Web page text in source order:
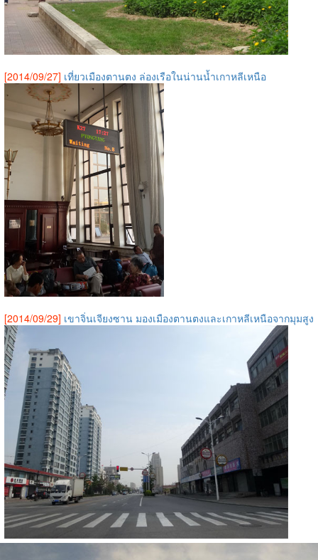
[2014/09/27] เที่ยวเมืองตานตง ล่องเรือในน่านน้ำเกาหลีเหนือ
[2014/09/29] เขาจิ่นเจียงซาน มองเมืองตานตงและเกาหลีเหนือจากมุมสูง